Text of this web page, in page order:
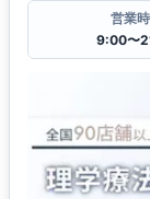
営業
9:00〜